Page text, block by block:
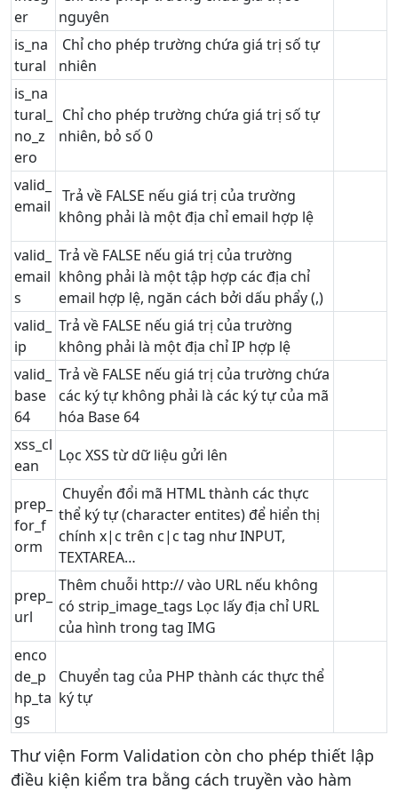
er
nguyên
is_na
tural
Chỉ cho phép trường chứa giá trị số tự
nhiên
is_na
tural_
no_z
ero
Chỉ cho phép trường chứa giá trị số tự
nhiên, bỏ số 0
valid_
email
Trả về FALSE nếu giá trị của trường
không phải là một địa chỉ email hợp lệ
valid_
email
s
Trả về FALSE nếu giá trị của trường
không phải là một tập hợp các địa chỉ
email hợp lệ, ngăn cách bởi dấu phẩy (,)
valid_
ip
Trả về FALSE nếu giá trị của trường
không phải là một địa chỉ IP hợp lệ
valid_
base
64
Trả về FALSE nếu giá trị của trường chứa
các ký tự không phải là các ký tự của mã
hóa Base 64
xss_cl
ean
Lọc XSS từ dữ liệu gửi lên
prep_
for_f
orm
Chuyển đổi mã HTML thành các thực
thể ký tự (character entites) để hiển thị
chính x|c trên c|c tag như INPUT,
TEXTAREA…
prep_
url
Thêm chuỗi http:// vào URL nếu không
có strip_image_tags Lọc lấy địa chỉ URL
của hình trong tag IMG
enco
de_p
hp_ta
gs
Chuyển tag của PHP thành các thực thể
ký tự
Thư viện Form Validation còn cho phép thiết lập
điều kiện kiểm tra bằng cách truyền vào hàm